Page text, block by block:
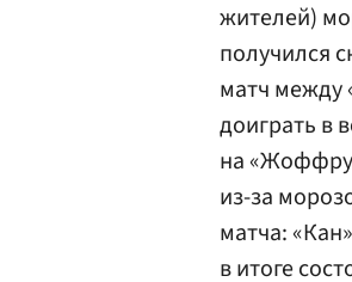
жителей)
получился
матч между
доиграть в
на
из-за
матча:
в итоге